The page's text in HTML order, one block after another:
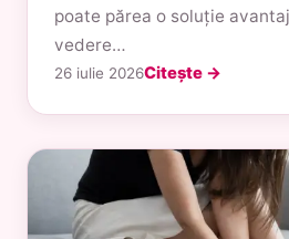
poate părea o soluție
vedere…
26 iulie 2026Citește →